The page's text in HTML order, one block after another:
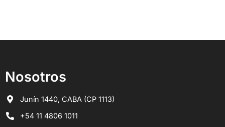
Nosotros
Junín 1440, CABA (CP 1113)
+54 11 4806 1011